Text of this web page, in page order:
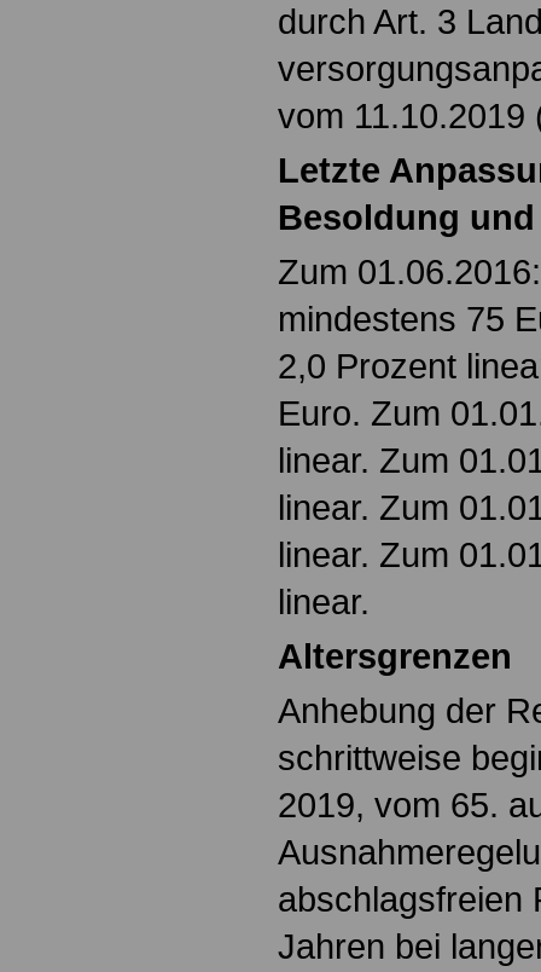
durch Art. 3
vom 11.10.2019
Letzte
Besoldung
Zum
mindestens 75
2,0 Prozent
Euro. Zum
linear. Zum
linear. Zum
linear. Zum
linear.
Altersgrenzen
Anhebung der
schrittweise
2019, vom 65.
abschlagsfreien
Jahren bei